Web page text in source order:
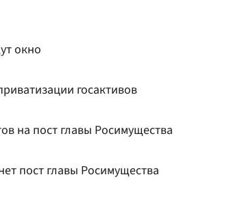
окно
госактивов
на пост главы Росимущества
пост главы Росимущества